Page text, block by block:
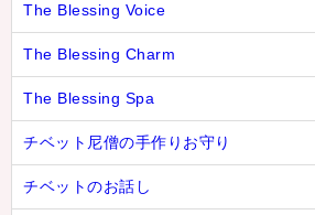
The Blessing Voice
The Blessing Charm
The Blessing Spa
チベット尼僧の手作りお守り
チベットのお話し